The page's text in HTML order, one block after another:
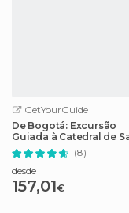
GetYourGuide
De Bogotá: Excursão
Guiada à Catedral de
de Zipaquirá(8)
desde
157,01€